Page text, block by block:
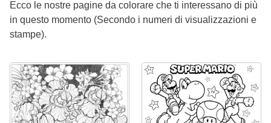
Ecco le nostre pagine da colorare che ti interessano di più
in questo momento (Secondo i numeri di visualizzazioni e
stampe).